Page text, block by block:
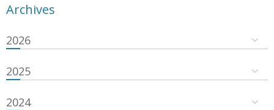
Archives
2026
2025
2024